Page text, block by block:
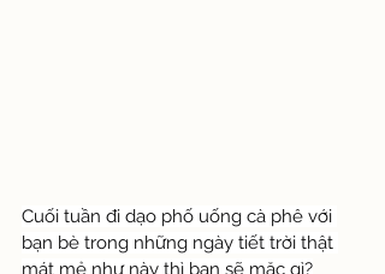
Cuối tuần đi dạo phố uống cà phê với
bạn bè trong những ngày tiết trời thật